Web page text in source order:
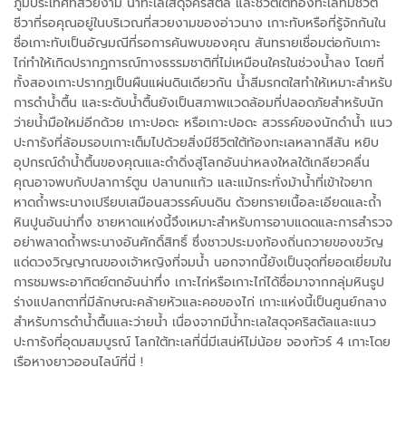
ชีวาที่รอคุณอยู่ในบริเวณที่สวยงามของอ่าวนาง เกาะทับหรือที่รู้จักกันใน
ชื่อเกาะทับเป็นอัญมณีที่รอการค้นพบของคุณ สันทรายเชื่อมต่อกับเกาะ
ไก่ทำให้เกิดปรากฏการณ์ทางธรรมชาติที่ไม่เหมือนใครในช่วงน้ำลง โดยที่
ทั้งสองเกาะปรากฏเป็นผืนแผ่นดินเดียวกัน น้ำสีมรกตใสทำให้เหมาะสำหรับ
การดำน้ำตื้น และระดับน้ำตื้นยังเป็นสภาพแวดล้อมที่ปลอดภัยสำหรับนัก
ว่ายน้ำมือใหม่อีกด้วย เกาะปอดะ หรือเกาะปอดะ สวรรค์ของนักดำน้ำ แนว
ปะการังที่ล้อมรอบเกาะเต็มไปด้วยสิ่งมีชีวิตใต้ท้องทะเลหลากสีสัน หยิบ
อุปกรณ์ดำน้ำตื้นของคุณและดำดิ่งสู่โลกอันน่าหลงใหลใต้เกลียวคลื่น
คุณอาจพบกับปลาการ์ตูน ปลานกแก้ว และแม้กระทั่งม้าน้ำที่เข้าใจยาก
หาดถ้ำพระนางเปรียบเสมือนสวรรค์บนดิน ด้วยทรายเนื้อละเอียดและถ้ำ
หินปูนอันน่าทึ่ง ชายหาดแห่งนี้จึงเหมาะสำหรับการอาบแดดและการสำรวจ
อย่าพลาดถ้ำพระนางอันศักดิ์สิทธิ์ ซึ่งชาวประมงท้องถิ่นถวายของขวัญ
แด่ดวงวิญญาณของเจ้าหญิงที่จมน้ำ นอกจากนี้ยังเป็นจุดที่ยอดเยี่ยมใน
การชมพระอาทิตย์ตกอันน่าทึ่ง เกาะไก่หรือเกาะไก่ได้ชื่อมาจากกลุ่มหินรูป
ร่างแปลกตาที่มีลักษณะคล้ายหัวและคอของไก่ เกาะแห่งนี้เป็นศูนย์กลาง
สำหรับการดำน้ำตื้นและว่ายน้ำ เนื่องจากมีน้ำทะเลใสดุจคริสตัลและแนว
ปะการังที่อุดมสมบูรณ์ โลกใต้ทะเลที่นี่มีเสน่ห์ไม่น้อย จองทัวร์ 4 เกาะโดย
เรือหางยาวออนไลน์ที่นี่ !